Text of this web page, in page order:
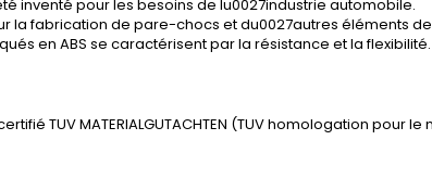
inventé pour les besoins de lu0027industrie automobile.
la fabrication de pare-chocs et du0027autres éléments
en ABS se caractérisent par la résistance et la flexibilité.
TUV MATERIALGUTACHTEN (TUV homologation pour